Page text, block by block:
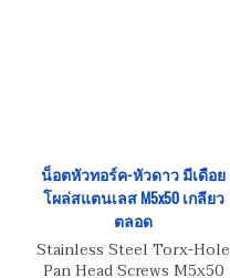
น็อตหัวทอร์ค-หัวดาว มีเดือย
โผล่สแตนเลส M5x50 เกลียว
ตลอด
Stainless Steel Torx-Hole
Pan Head Screws M5x50